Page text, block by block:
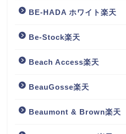
BE-HADA ホワイト楽天
Be-Stock楽天
Beach Access楽天
BeauGosse楽天
Beaumont & Brown楽天